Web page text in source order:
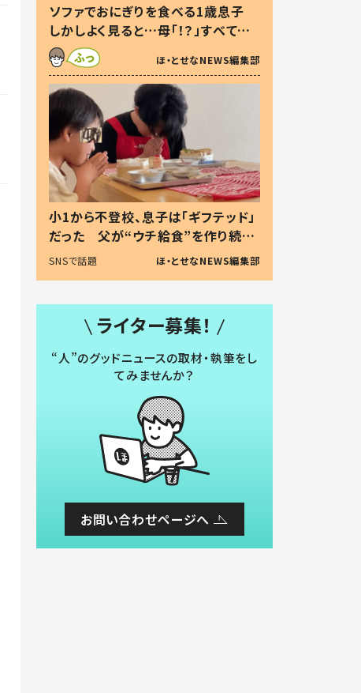
ソファでおにぎりを食べる1歳息子
しかしよく見ると…母「！？」すべてを
察した母の投稿に「可愛いから許
す！」「現行犯〜」
ほ・とせなNEWS編集部
小1から不登校、息子は「ギフテッド」
だった 父が“ウチ給食”を作り続け
る理由とは #令和の親 #令和の子
SNSで話題 ほ・とせなNEWS編集部
ライター募集！
“人”のグッドニュースの取材・執筆をし
てみませんか？
お問い合わせページへ